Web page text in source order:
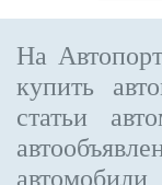
На
купить
статьи